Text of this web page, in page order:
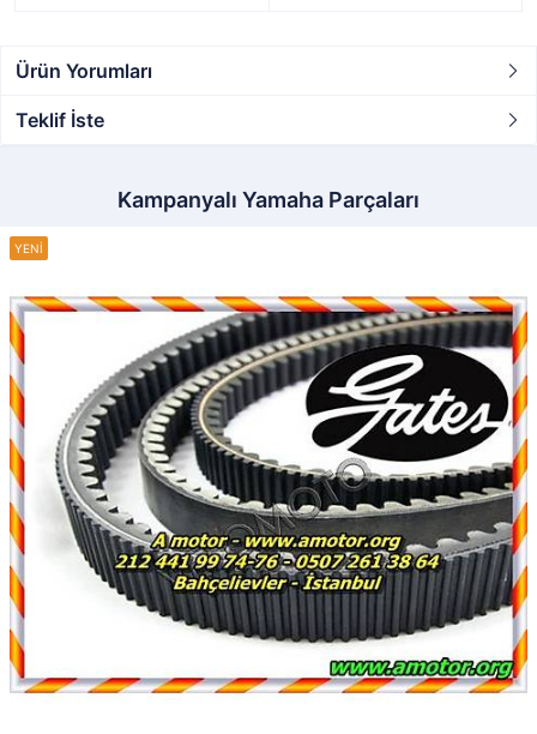
Ürün Yorumları
Teklif İste
Kampanyalı Yamaha Parçaları